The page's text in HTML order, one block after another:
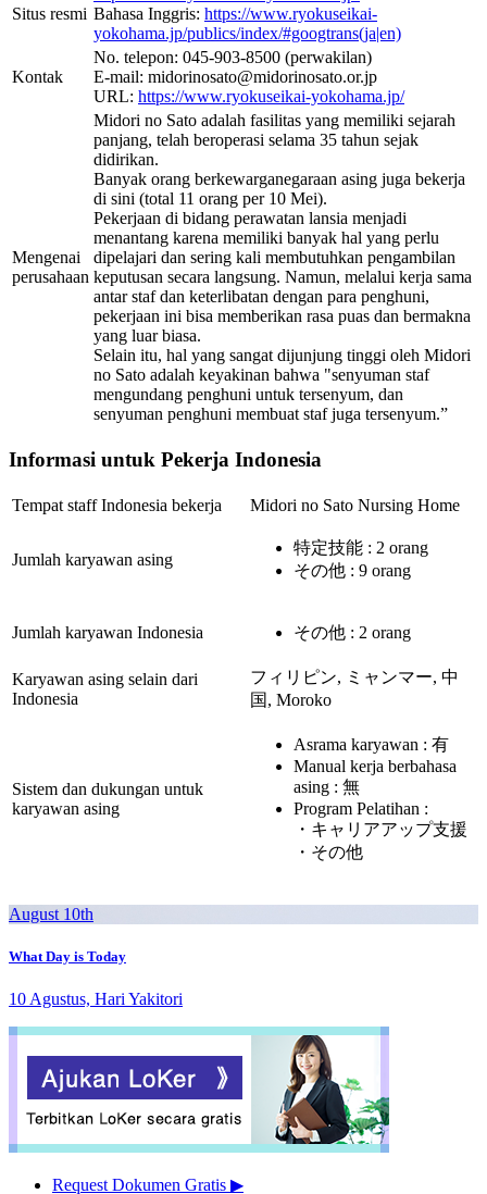
Situs resmi Bahasa Inggris: https://www.ryokuseikai-
yokohama.jp/publics/index/#googtrans(ja|en)
Kontak
No. telepon: 045-903-8500 (perwakilan)
E-mail: midorinosato@midorinosato.or.jp
URL: https://www.ryokuseikai-yokohama.jp/
Mengenai
perusahaan
Midori no Sato adalah fasilitas yang memiliki sejarah
panjang, telah beroperasi selama 35 tahun sejak
didirikan.
Banyak orang berkewarganegaraan asing juga bekerja
di sini (total 11 orang per 10 Mei).
Pekerjaan di bidang perawatan lansia menjadi
menantang karena memiliki banyak hal yang perlu
dipelajari dan sering kali membutuhkan pengambilan
keputusan secara langsung. Namun, melalui kerja sama
antar staf dan keterlibatan dengan para penghuni,
pekerjaan ini bisa memberikan rasa puas dan bermakna
yang luar biasa.
Selain itu, hal yang sangat dijunjung tinggi oleh Midori
no Sato adalah keyakinan bahwa "senyuman staf
mengundang penghuni untuk tersenyum, dan
senyuman penghuni membuat staf juga tersenyum.”
Informasi untuk Pekerja Indonesia
Tempat staff Indonesia bekerja Midori no Sato Nursing Home
Jumlah karyawan asing
特定技能 : 2 orang
その他 : 9 orang
Jumlah karyawan Indonesia その他 : 2 orang
Karyawan asing selain dari
Indonesia
フィリピン, ミャンマー, 中
国, Moroko
Sistem dan dukungan untuk
karyawan asing
Asrama karyawan : 有
Manual kerja berbahasa
asing : 無
Program Pelatihan :
・キャリアアップ支援
・その他
August 10th
What Day is Today
10 Agustus, Hari Yakitori
Request Dokumen Gratis ▶︎